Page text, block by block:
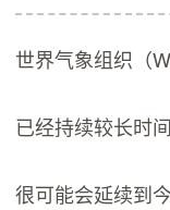
世界气象组织（
已经持续较长时
很可能会延续到